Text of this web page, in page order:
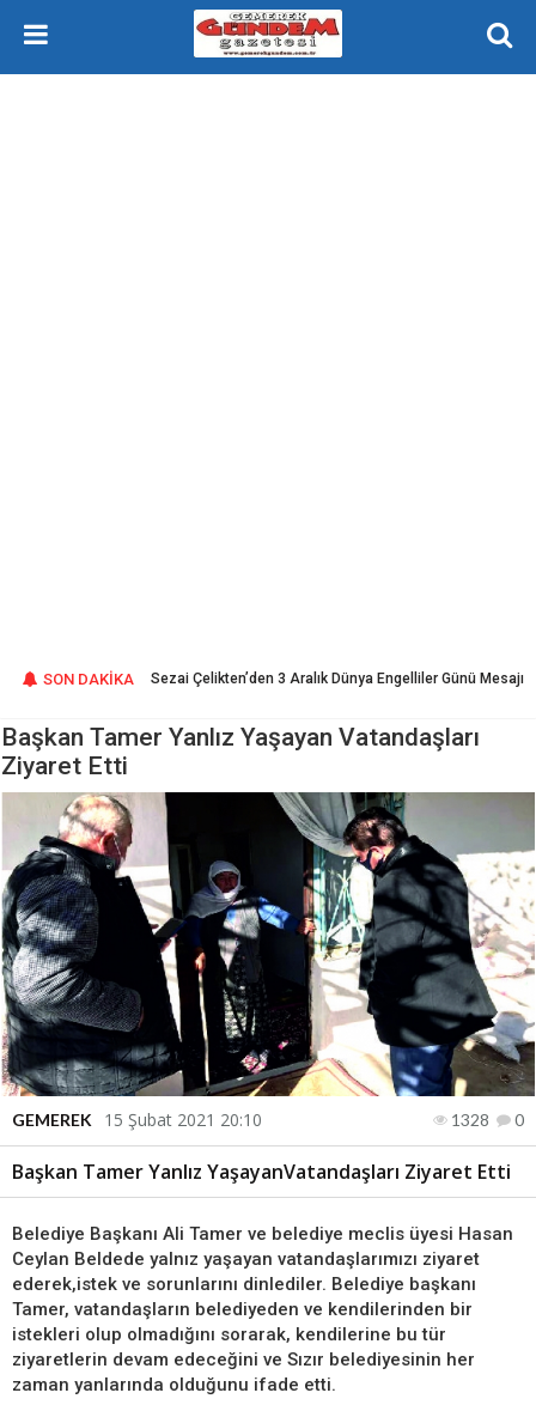
Gemerek Gündem Gazetesi Sivas Gemerek Yeniçubuk ve Çevresi
SON DAKİKA
Üretmeye Sezai Çelikten’den 3 Aralık Dünya Engelliler Günü Mesajı
Başkan Tamer Yanlız Yaşayan Vatandaşları
Ziyaret Etti
GEMEREK 15 Şubat 2021 20:10 1328 0
Başkan Tamer Yanlız YaşayanVatandaşları Ziyaret Etti
Belediye Başkanı Ali Tamer ve belediye meclis üyesi Hasan
Ceylan Beldede yalnız yaşayan vatandaşlarımızı ziyaret
ederek,istek ve sorunlarını dinlediler. Belediye başkanı
Tamer, vatandaşların belediyeden ve kendilerinden bir
istekleri olup olmadığını sorarak, kendilerine bu tür
ziyaretlerin devam edeceğini ve Sızır belediyesinin her
zaman yanlarında olduğunu ifade etti.